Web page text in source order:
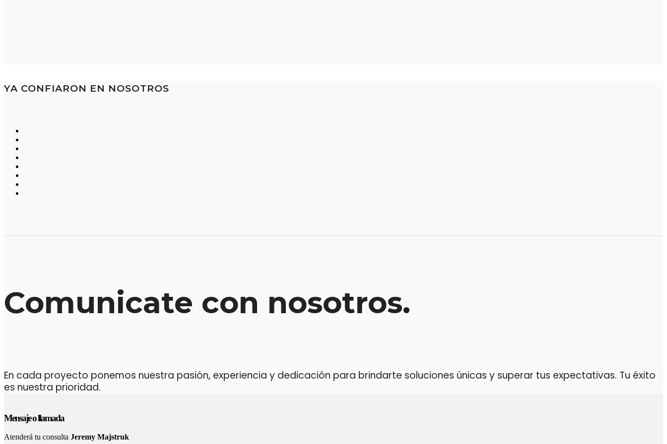
YA CONFIARON EN NOSOTROS
Comunicate con nosotros.
En cada proyecto ponemos nuestra pasión, experiencia y dedicación para brindarte soluciones únicas y superar tus expectativas. Tu éxito
es nuestra prioridad.
Mensaje o llamada
Atenderá tu consulta Jeremy Majstruk